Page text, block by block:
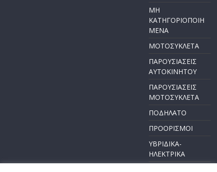
ΜΗ
ΚΑΤΗΓΟΡΙΟΠΟΙΗ
ΜΕΝΑ
ΜΟΤΟΣΥΚΛΕΤΑ
ΠΑΡΟΥΣΙΑΣΕΙΣ
ΑΥΤΟΚΙΝΗΤΟΥ
ΠΑΡΟΥΣΙΑΣΕΙΣ
ΜΟΤΟΣΥΚΛΕΤΑ
ΠΟΔΗΛΑΤΟ
ΠΡΟΟΡΙΣΜΟΙ
ΥΒΡΙΔΙΚΑ-
ΗΛΕΚΤΡΙΚΑ